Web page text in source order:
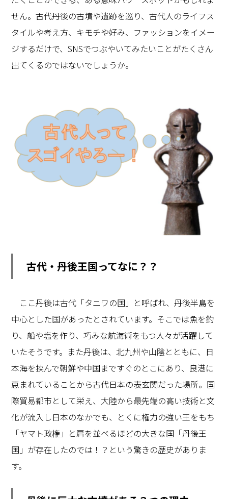
せん。古代丹後の古墳や遺跡を巡り、古代人のライフス
タイルや考え方、キモチや好み、ファッションをイメー
ジするだけで、SNSでつぶやいてみたいことがたくさん
出てくるのではないでしょうか。
古代・丹後王国ってなに？？
ここ丹後は古代「タニワの国」と呼ばれ、丹後半島を
中心とした国があったとされています。そこでは魚を釣
り、船や塩を作り、巧みな航海術をもつ人々が活躍して
いたそうです。また丹後は、北九州や山陰とともに、日
本海を挟んで朝鮮や中国まですぐのとこにあり、良港に
恵まれていることから古代日本の表玄関だった場所。国
際貿易都市として栄え、大陸から最先端の高い技術と文
化が流入し日本のなかでも、とくに権力の強い王をもち
「ヤマト政権」と肩を並べるほどの大きな国「丹後王
国」が存在したのでは！？という驚きの歴史がありま
す。